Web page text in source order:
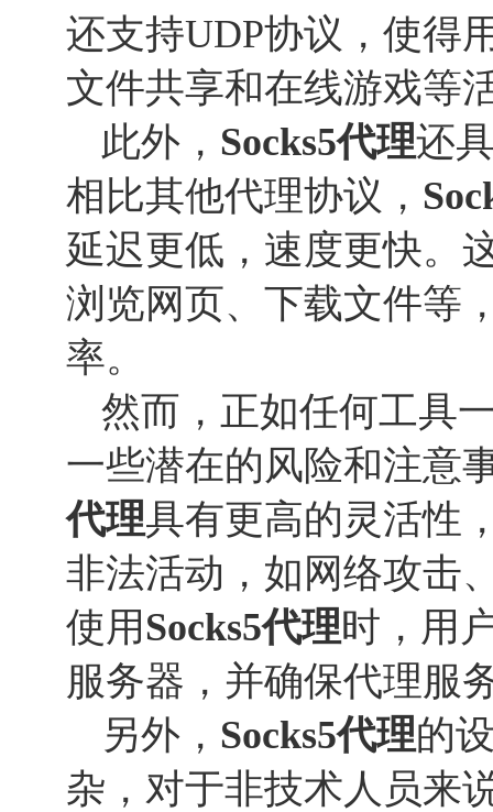
还支持UDP协议，使得
文件共享和在线游戏等
此外， Socks5代理还
相比其他代理协议，
延迟更低，速度更快。
浏览网页、下载文件等
率。
然而，正如任何工具
一些潜在的风险和注意
代理具有更高的灵活性
非法活动，如网络攻击
使用 Socks5代理时，用
服务器，并确保代理服
另外， Socks5代理的
杂，对于非技术人员来